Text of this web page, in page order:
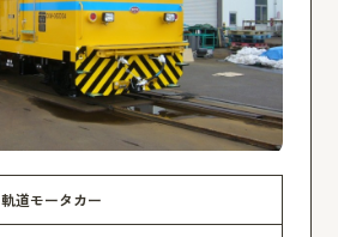
軌道モータカー